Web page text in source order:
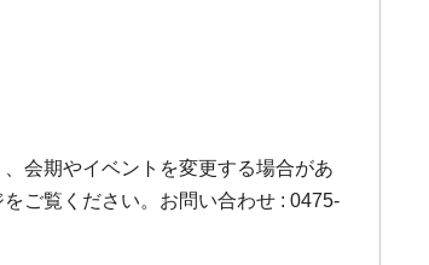
会期やイベントを変更する場合があ
ご覧ください。お問い合わせ : 0475-